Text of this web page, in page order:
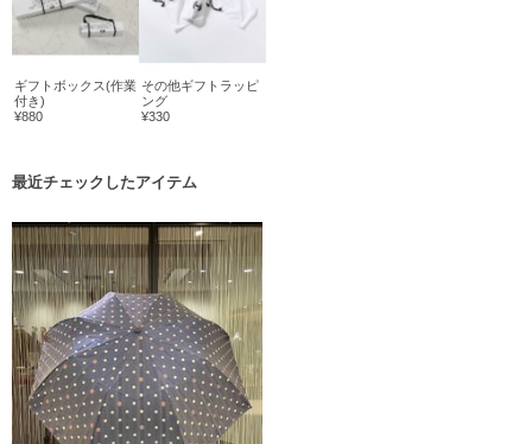
ギフトボックス(作業
付き)
¥880
その他ギフトラッピ
ング
¥330
最近チェックしたアイテム